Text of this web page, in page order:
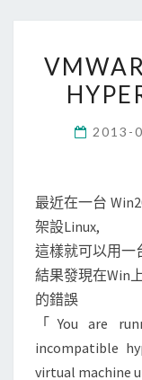
2013-
最近在一台
架設Linux,
這樣就可以用一
結果發現在Win
的錯誤
「You are
incompatible
virtual machine